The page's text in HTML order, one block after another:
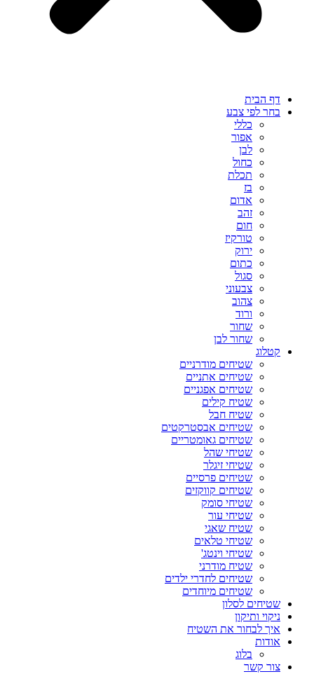
דף הבית
בחר לפי צבע
כללי
אפור
לבן
כחול
תכלת
בז
אדום
זהב
חום
טורקיז
ירוק
כתום
סגול
צבעוני
צהוב
ורוד
שחור
שחור לבן
קטלוג
שטיחים מודרניים
שטיחים אתניים
שטיחים אפגניים
שטיח קילים
שטיח חבל
שטיחים אבסטרקטים
שטיחים גאומטריים
שטיחי שהל
שטיחי זיגלר
שטיחים פרסיים
שטיחים קווקזים
שטיחי סומק
שטיחי עור
שטיח שאגי
שטיחי טלאים
שטיחי וינטג'
שטיח מודרני
שטיחים לחדרי ילדים
שטיחים מיוחדים
שטיחים לסלון
ניקוי ותיקון
איך לבחור את השטיח
אודות
בלוג
צור קשר